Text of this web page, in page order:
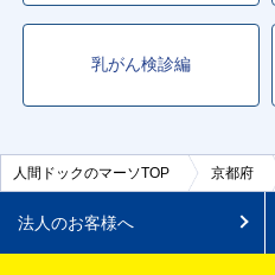
乳がん検診編
人間ドックのマーソTOP 京都府
法人のお客様へ